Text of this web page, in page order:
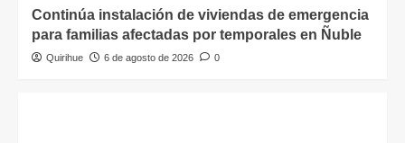
Continúa instalación de viviendas de emergencia
para familias afectadas por temporales en Ñuble
Quirihue 6 de agosto de 2026 0